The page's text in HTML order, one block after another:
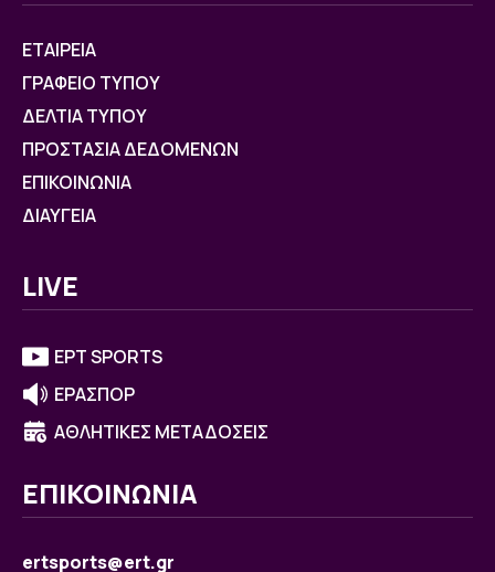
ΕΤΑΙΡΕΙΑ
ΓΡΑΦΕΙΟ ΤΥΠΟΥ
ΔΕΛΤΙΑ ΤΥΠΟΥ
ΠΡΟΣΤΑΣΙΑ ΔΕΔΟΜΕΝΩΝ
ΕΠΙΚΟΙΝΩΝΙΑ
ΔΙΑΥΓΕΙΑ
LIVE
ΕΡΤ SPORTS
ΕΡΑΣΠΟΡ
ΑΘΛΗΤΙΚΕΣ ΜΕΤΑΔΟΣΕΙΣ
ΕΠΙΚΟΙΝΩΝΙΑ
ertsports@ert.gr